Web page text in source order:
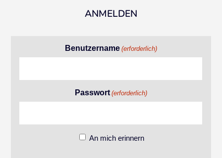
ANMELDEN
Benutzername (erforderlich)
Passwort (erforderlich)
An mich erinnern